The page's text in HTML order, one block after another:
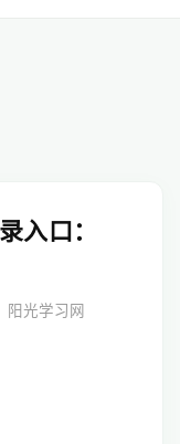
入口：
阳光学习网